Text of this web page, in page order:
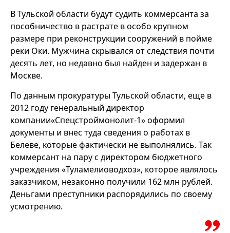
В Тульской области будут судить коммерсанта за
пособничество в растрате в особо крупном
размере при реконструкции сооружений в пойме
реки Оки. Мужчина скрывался от следствия почти
десять лет, но недавно был найден и задержан в
Москве.
По данным прокуратуры Тульской области, еще в
2012 году генеральный директор
компании«Спецстроймонолит-1» оформил
документы и внес туда сведения о работах в
Белеве, которые фактически не выполнялись. Так
коммерсант на пару с директором бюджетного
учреждения «Туламелиоводхоз», которое являлось
заказчиком, незаконно получили 162 млн рублей.
Деньгами преступники распорядились по своему
усмотрению.